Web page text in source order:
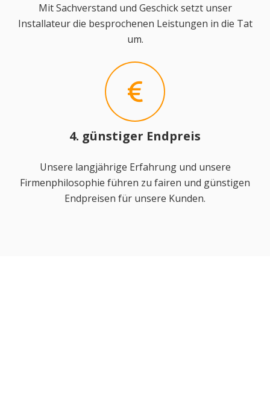
Mit Sachverstand und Geschick setzt unser
Installateur die besprochenen Leistungen in die Tat
um.
4. günstiger Endpreis
Unsere langjährige Erfahrung und unsere
Firmenphilosophie führen zu fairen und günstigen
Endpreisen für unsere Kunden.